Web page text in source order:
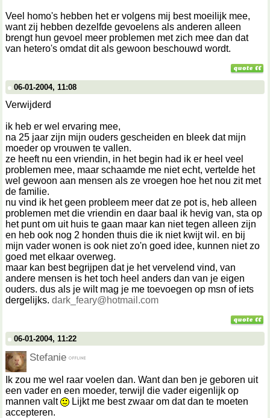
Veel homo's hebben het er volgens mij best moeilijk mee,
want zij hebben dezelfde gevoelens als anderen alleen
brengt hun gevoel meer problemen met zich mee dan dat
van hetero's omdat dit als gewoon beschouwd wordt.
06-01-2004, 11:08
Verwijderd
ik heb er wel ervaring mee,
na 25 jaar zijn mijn ouders gescheiden en bleek dat mijn
moeder op vrouwen te vallen.
ze heeft nu een vriendin, in het begin had ik er heel veel
problemen mee, maar schaamde me niet echt, vertelde het
wel gewoon aan mensen als ze vroegen hoe het nou zit met
de familie.
nu vind ik het geen probleem meer dat ze pot is, heb alleen
problemen met die vriendin en daar baal ik hevig van, sta op
het punt om uit huis te gaan maar kan niet tegen alleen zijn
en heb ook nog 2 honden thuis die ik niet kwijt wil. en bij
mijn vader wonen is ook niet zo'n goed idee, kunnen niet zo
goed met elkaar overweg.
maar kan best begrijpen dat je het vervelend vind, van
andere mensen is het toch heel anders dan van je eigen
ouders. dus als je wilt mag je me toevoegen op msn of iets
dergelijks. dark_feary@hotmail.com
06-01-2004, 11:22
Stefanie
Ik zou me wel raar voelen dan. Want dan ben je geboren uit
een vader en een moeder, terwijl die vader eigenlijk op
mannen valt
Lijkt me best zwaar om dat dan te moeten
accepteren.